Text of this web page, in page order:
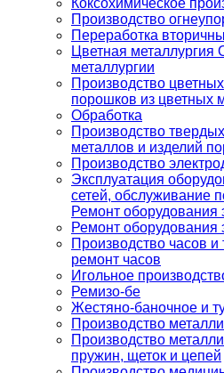
Коксохимическое
Производство
Переработка
Цветная
металлургии
Производство
порошков из цветных
Обработка
Производство
металлов и изделий
Производство
Эксплуатация
сетей, обслуживание
Ремонт оборудования
Ремонт оборудования
Производство часов и
ремонт часов
Игольное
Ремизо-бе
Жестяно-баночное и
Производство
Производство
пружин, щеток и цепей